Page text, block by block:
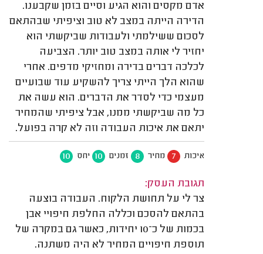
אדם מקסים והוא הגיע וסיים בזמן שקבענו.
הדירה הייתה במצב לא טוב וציפיתי שבהתאם
לסכום ששילמתי ולעבודות שביקשתי הוא
יחזיר לי אותה במצב טוב יותר. הצביעה
לכלכה דברים בדירה ומחזיקי מדפים. אחרי
שהוא הלך הייתי צריך להשקיע עוד שבועיים
מעצמי כדי לסדר את הדברים. הוא עשה את
כל מה שביקשתי ממנו, אבל ציפיתי שהמחיר
יתאם את איכות העבודה וזה לא קרה בפועל.
איכות 7 מחיר 8 זמנים 10 יחס 10
תגובת העסק:
צר לי על תחושת הלקוח. העבודה בוצעה
בהתאם להסכם וכללה החלפת חיפויי אבן
בכמות של כ־10 יחידות, כאשר גם במקרה של
תוספת חיפויים המחיר לא היה משתנה.